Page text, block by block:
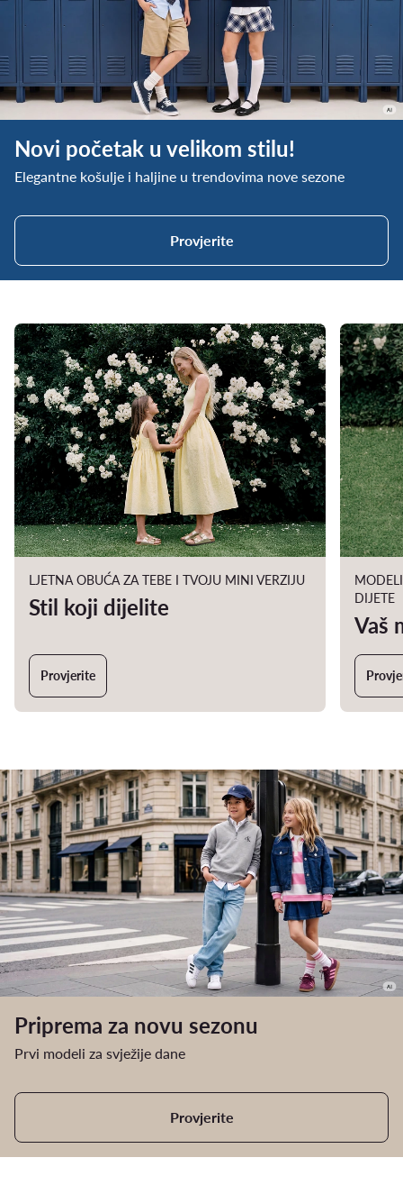
Novi početak u velikom stilu!
Elegantne košulje i haljine u trendovima nove sezone
Provjerite
LJETNA OBUĆA ZA TEBE I TVOJU MINI VERZIJU
Stil koji dijelite
Provjerite
DIJETE
Vaš
Priprema za novu sezonu
Prvi modeli za svježije dane
Provjerite